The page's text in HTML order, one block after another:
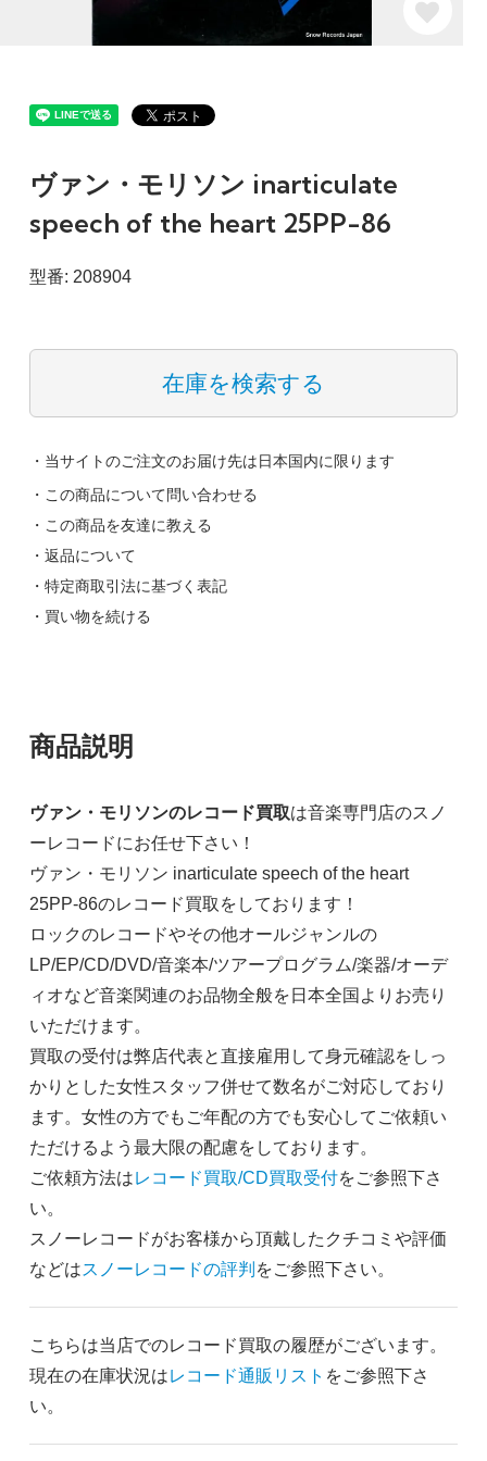
ヴァン・モリソン inarticulate
speech of the heart 25PP-86
型番: 208904
在庫を検索する
・当サイトのご注文のお届け先は日本国内に限ります
・この商品について問い合わせる
・この商品を友達に教える
・返品について
・特定商取引法に基づく表記
・買い物を続ける
商品説明
ヴァン・モリソンのレコード買取は音楽専門店のスノ
ーレコードにお任せ下さい！
ヴァン・モリソン inarticulate speech of the heart
25PP-86のレコード買取をしております！
ロックのレコードやその他オールジャンルの
LP/EP/CD/DVD/音楽本/ツアープログラム/楽器/オーデ
ィオなど音楽関連のお品物全般を日本全国よりお売り
いただけます。
買取の受付は弊店代表と直接雇用して身元確認をしっ
かりとした女性スタッフ併せて数名がご対応しており
ます。女性の方でもご年配の方でも安心してご依頼い
ただけるよう最大限の配慮をしております。
ご依頼方法はレコード買取/CD買取受付をご参照下さ
い。
スノーレコードがお客様から頂戴したクチコミや評価
などはスノーレコードの評判 をご参照下さい。
こちらは当店でのレコード買取の履歴がございます。
現在の在庫状況はレコード通販リスト をご参照下さ
い。